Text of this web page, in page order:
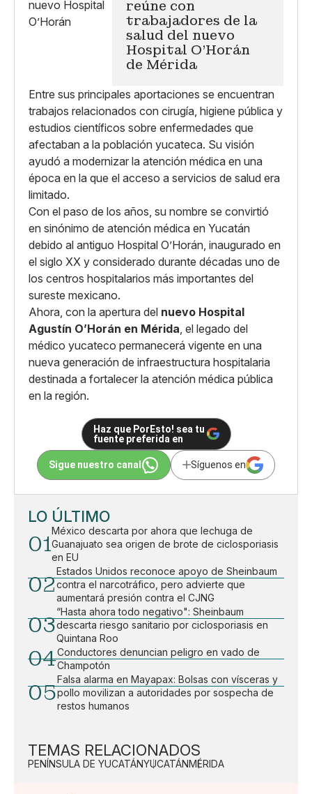
reúne con
trabajadores de la
salud del nuevo
Hospital O'Horán
de Mérida
Entre sus principales aportaciones se encuentran
trabajos relacionados con cirugía, higiene pública y
estudios científicos sobre enfermedades que
afectaban a la población yucateca. Su visión
ayudó a modernizar la atención médica en una
época en la que el acceso a servicios de salud era
limitado.
Con el paso de los años, su nombre se convirtió
en sinónimo de atención médica en Yucatán
debido al antiguo Hospital O’Horán, inaugurado en
el siglo XX y considerado durante décadas uno de
los centros hospitalarios más importantes del
sureste mexicano.
Ahora, con la apertura del nuevo Hospital
Agustín O’Horán en Mérida , el legado del
médico yucateco permanecerá vigente en una
nueva generación de infraestructura hospitalaria
destinada a fortalecer la atención médica pública
en la región.
Haz que PorEsto! sea tu
fuente preferida en
Sigue nuestro canal Síguenos en
LO ÚLTIMO
01
México descarta por ahora que lechuga de
Guanajuato sea origen de brote de ciclosporiasis
en EU
02
Estados Unidos reconoce apoyo de Sheinbaum
contra el narcotráfico, pero advierte que
aumentará presión contra el CJNG
03
“Hasta ahora todo negativo": Sheinbaum
descarta riesgo sanitario por ciclosporiasis en
Quintana Roo
04Conductores denuncian peligro en vado de
Champotón
05
Falsa alarma en Mayapax: Bolsas con vísceras y
pollo movilizan a autoridades por sospecha de
restos humanos
TEMAS RELACIONADOS
PENÍNSULA DE YUCATÁNYUCATÁNMÉRIDA